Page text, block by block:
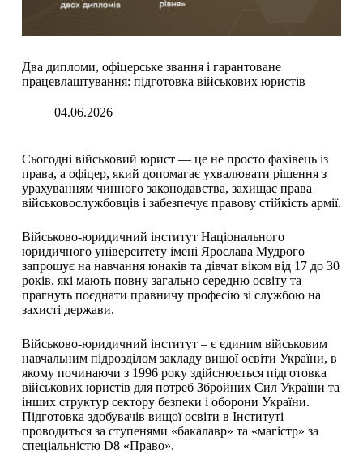
​​Два дипломи, офіцерське звання і гарантоване
працевлаштування: підготовка військових юристів
04.06.2026
Сьогодні військовий юрист — це не просто фахівець із
права, а офіцер, який допомагає ухвалювати рішення з
урахуванням чинного законодавства, захищає права
військовослужбовців і забезпечує правову стійкість армії.
Військово-юридичний інститут Національного
юридичного університету імені Ярослава Мудрого
запрошує на навчання юнаків та дівчат віком від 17 до 30
років, які мають повну загально середню освіту та
прагнуть поєднати правничу професію зі службою на
захисті держави.
Військово-юридичний інститут – є єдиним військовим
навчальним підрозділом закладу вищої освіти України, в
якому починаючи з 1996 року здійснюється підготовка
військових юристів для потреб Збройних Сил України та
інших структур сектору безпеки і оборони України.
Підготовка здобувачів вищої освіти в Інституті
проводиться за ступенями «бакалавр» та «магістр» за
спеціальністю D8 «Право».